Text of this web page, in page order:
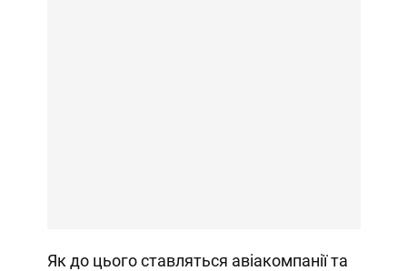
Як до цього ставляться авіакомпанії та